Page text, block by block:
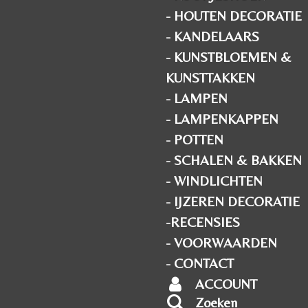
- HOUTEN DECORATIE
- KANDELAARS
- KUNSTBLOEMEN &
KUNSTTAKKEN
- LAMPEN
- LAMPENKAPPEN
- POTTEN
- SCHALEN & BAKKEN
- WINDLICHTEN
- IJZEREN DECORATIE
-RECENSIES
- VOORWAARDEN
- CONTACT
ACCOUNT
Zoeken